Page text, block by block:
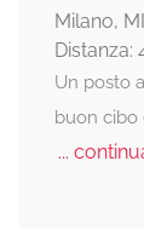
Milano, MI
Distanza:
Un posto
buon cibo
...